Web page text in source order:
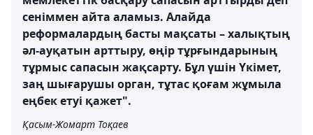
сеніммен айта аламыз. Алайда
реформалардың басты мақсаты – халықтың
әл-ауқатын арттыру, өңір тұрғындарының
тұрмыс сапасын жақсарту. Бұл үшін Үкімет,
заң шығарушы орган, тұтас қоғам жұмыла
еңбек етуі қажет".
Қасым-Жомарт Тоқаев